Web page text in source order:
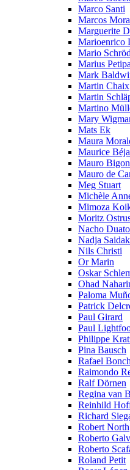
Marco Santi
Marcos
Marguerite
Marioenrico
Mario
Marius Petipa
Mark
Martin Chaix
Martin
Martino
Mary
Mats Ek
Maura
Maurice
Mauro
Mauro de
Meg Stuart
Michèle
Mimoza
Moritz
Nacho Duato
Nadja
Nils Christi
Or Marin
Oskar
Ohad
Paloma
Patrick
Paul Girard
Paul
Philippe
Pina Bausch
Rafael
Raimondo
Ralf Dörnen
Regina van
Reinhild
Richard
Robert North
Roberto
Roberto
Roland Petit